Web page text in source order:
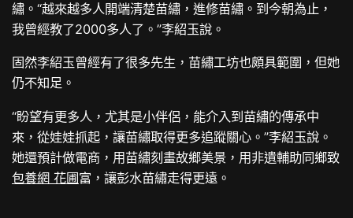
繡。“越來越多人開端清楚苗繡，進修苗繡。到今朝為止，
我曾經教了2000多人了。”李紹玉說。
固然李紹玉曾經有了很多先生，苗繡工坊也頗具範圍，但她
仍不知足。
“盼望有更多人，尤其是小伴侶，能介入到苗繡的傳承中
來，從娃娃抓起，讓苗繡取得更多追蹤關心。”李紹玉說。
她還預計做電商，用苗繡刻畫故鄉美景，用非遺輔助同鄉致
包養網 花圃富，讓彭水苗繡走得更遠。